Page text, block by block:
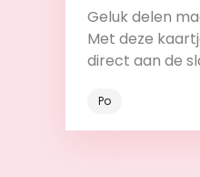
Geluk delen
Met deze
direct aan de
Po